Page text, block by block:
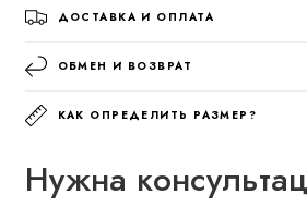
ДОСТАВКА И ОПЛАТА
ОБМЕН И ВОЗВРАТ
КАК ОПРЕДЕЛИТЬ РАЗМЕР?
Нужна